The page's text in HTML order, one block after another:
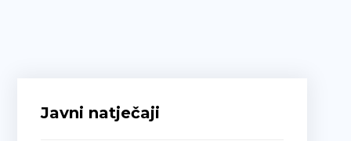
Javni natječaji